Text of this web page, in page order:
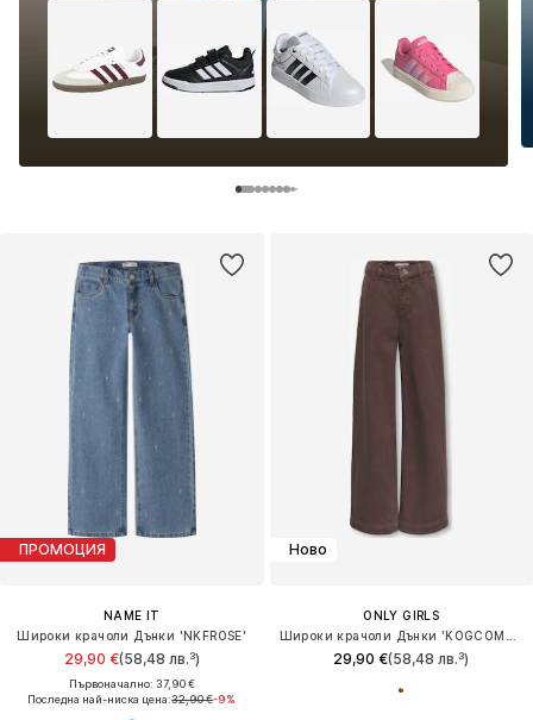
ПРОМОЦИЯ
NAME IT
Широки крачоли Дънки 'NKFROSE'
29,90 €(58,48 лв.³)
Първоначално: 37,90 €
Последна най-ниска цена:32,90 €-9%
Ново
ONLY GIRLS
29,90 €(58,48 лв.³)